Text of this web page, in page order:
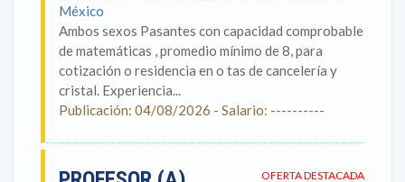
México
Ambos sexos Pasantes con capacidad comprobable
de matemáticas , promedio mínimo de 8, para
cotización o residencia en o tas de cancelería y
cristal. Experiencia...
Publicación: 04/08/2026 - Salario: ----------
OFERTA DESTACADA